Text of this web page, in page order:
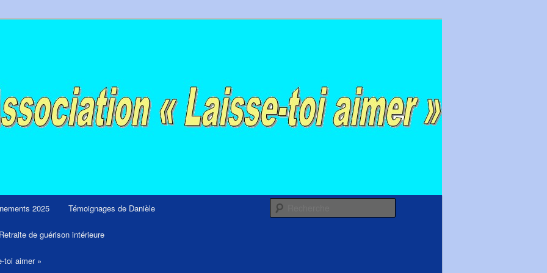
2025 Témoignages de Danièle
Retraite de guérison intérieure
toi aimer »